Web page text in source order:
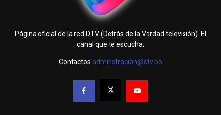
Página oficial de la red DTV (Detrás de la Verdad televisión). El
canal que te escucha.
Contactos adminstracion@dtv.bo